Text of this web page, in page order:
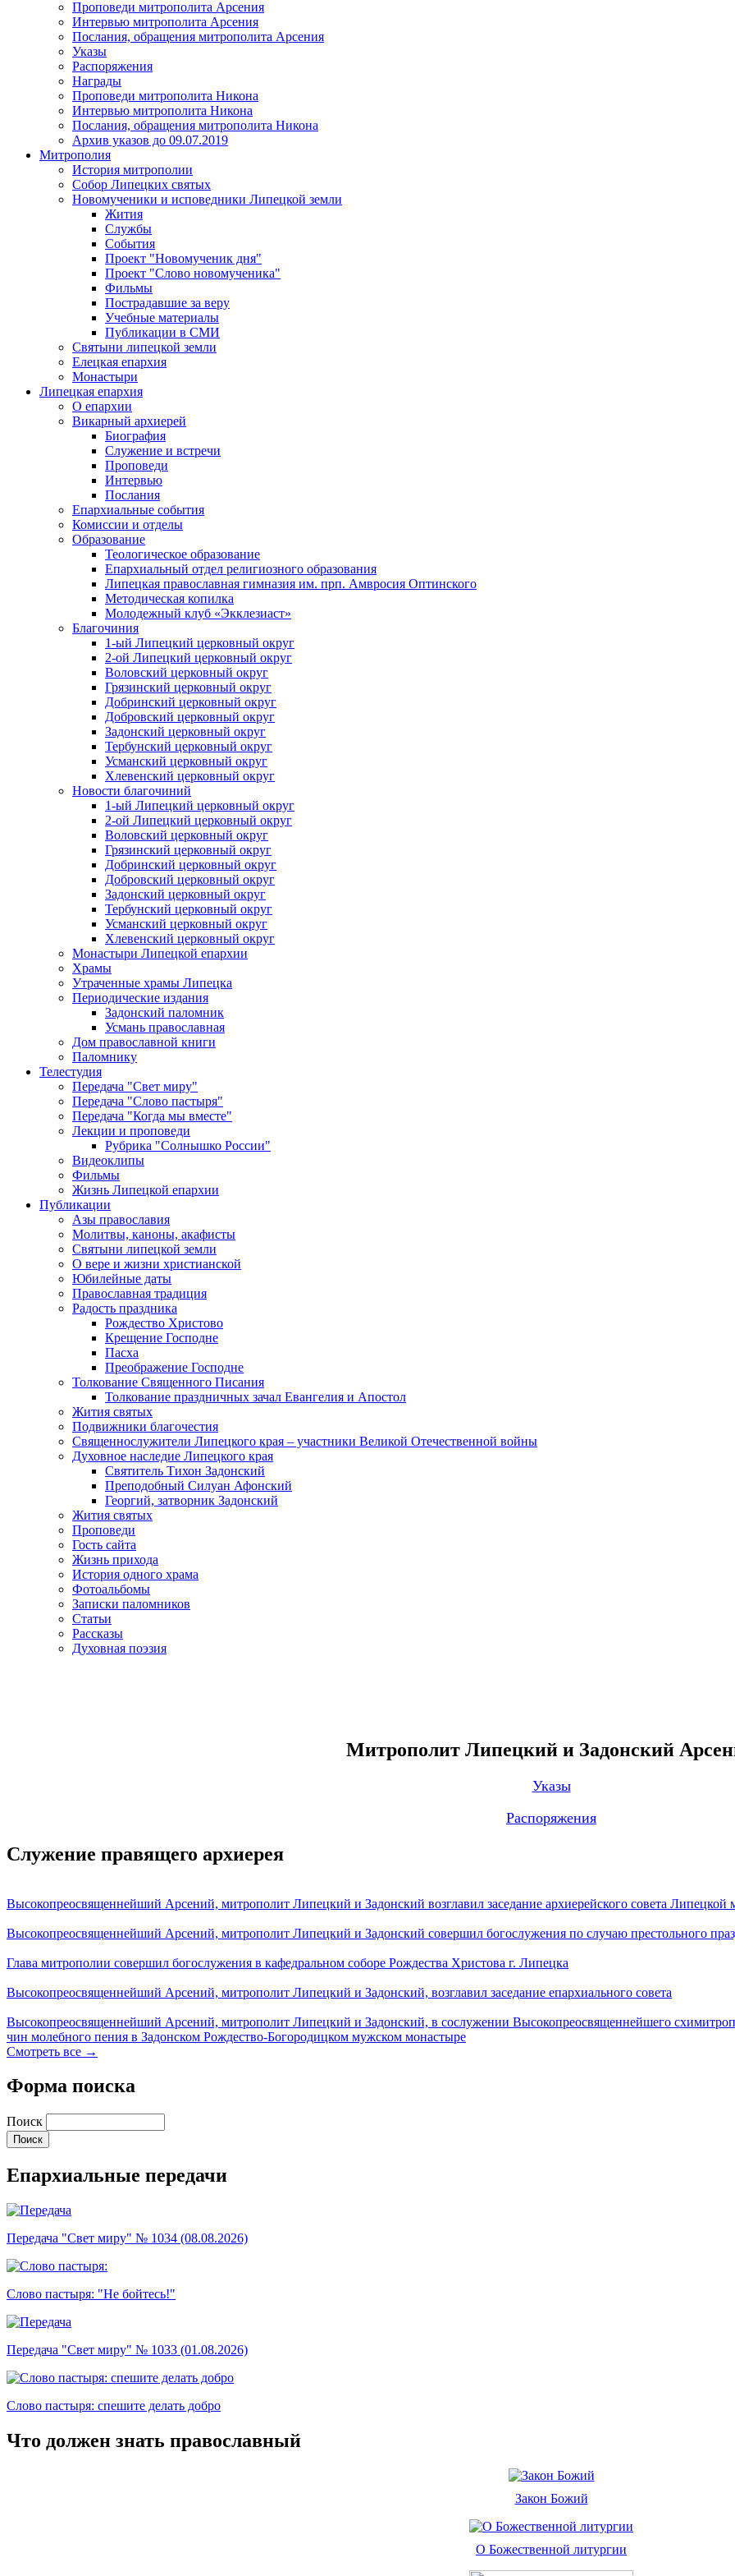
Проповеди митрополита Арсения
Интервью митрополита Арсения
Послания, обращения митрополита Арсения
Указы
Распоряжения
Награды
Проповеди митрополита Никона
Интервью митрополита Никона
Послания, обращения митрополита Никона
Архив указов до 09.07.2019
Митрополия
История митрополии
Собор Липецких святых
Новомученики и исповедники Липецкой земли
Жития
Службы
События
Проект "Новомученик дня"
Проект "Слово новомученика"
Фильмы
Пострадавшие за веру
Учебные материалы
Публикации в СМИ
Святыни липецкой земли
Елецкая епархия
Монастыри
Липецкая епархия
О епархии
Викарный архиерей
Биография
Служение и встречи
Проповеди
Интервью
Послания
Епархиальные события
Комиссии и отделы
Образование
Теологическое образование
Епархиальный отдел религиозного образования
Липецкая православная гимназия им. прп. Амвросия Оптинского
Методическая копилка
Молодежный клуб «Экклезиаст»
Благочиния
1-ый Липецкий церковный округ
2-ой Липецкий церковный округ
Воловский церковный округ
Грязинский церковный округ
Добринский церковный округ
Добровский церковный округ
Задонский церковный округ
Тербунский церковный округ
Усманский церковный округ
Хлевенский церковный округ
Новости благочиний
1-ый Липецкий церковный округ
2-ой Липецкий церковный округ
Воловский церковный округ
Грязинский церковный округ
Добринский церковный округ
Добровский церковный округ
Задонский церковный округ
Тербунский церковный округ
Усманский церковный округ
Хлевенский церковный округ
Монастыри Липецкой епархии
Храмы
Утраченные храмы Липецка
Периодические издания
Задонский паломник
Усмань православная
Дом православной книги
Паломнику
Телестудия
Передача "Свет миру"
Передача "Слово пастыря"
Передача "Когда мы вместе"
Лекции и проповеди
Рубрика "Солнышко России"
Видеоклипы
Фильмы
Жизнь Липецкой епархии
Публикации
Азы православия
Молитвы, каноны, акафисты
Святыни липецкой земли
О вере и жизни христианской
Юбилейные даты
Православная традиция
Радость праздника
Рождество Христово
Крещение Господне
Пасха
Преображение Господне
Толкование Священного Писания
Толкование праздничных зачал Евангелия и Апостол
Жития святых
Подвижники благочестия
Священнослужители Липецкого края – участники Великой Отечественной войны
Духовное наследие Липецкого края
Святитель Тихон Задонский
Преподобный Силуан Афонский
Георгий, затворник Задонский
Жития святых
Проповеди
Гость сайта
Жизнь прихода
История одного храма
Фотоальбомы
Записки паломников
Статьи
Рассказы
Духовная поэзия
Митрополит Липецкий и Задонский
Указы
Распоряжения
Служение правящего архиерея
Высокопреосвященнейший Арсений, митрополит Липецкий и Задонский возглавил заседание архиерейского совета Липецкой
Высокопреосвященнейший Арсений, митрополит Липецкий и Задонский совершил богослужения по случаю престольного
Глава митрополии совершил богослужения в кафедральном соборе Рождества Христова г. Липецка
Высокопреосвященнейший Арсений, митрополит Липецкий и Задонский, возглавил заседание епархиального совета
Высокопреосвященнейший Арсений, митрополит Липецкий и Задонский, в сослужении Высокопреосвященнейшего
чин молебного пения в Задонском Рождество-Богородицком мужском монастыре
Смотреть все →
Форма поиска
Поиск
Епархиальные передачи
Передача "Свет миру" № 1034 (08.08.2026)
Слово пастыря: "Не бойтесь!"
Передача "Свет миру" № 1033 (01.08.2026)
Слово пастыря: спешите делать добро
Что должен знать православный
Закон Божий
О Божественной литургии